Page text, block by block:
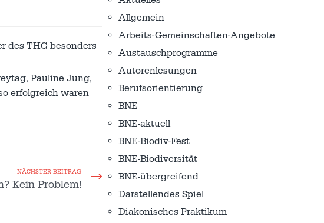
des THG besonders
Pauline Jung,
erfolgreich waren
NÄCHSTER BEITRAG
Kein Problem!
Allgemein
Arbeits-Gemeinschaften-Angebote
Austausch­programme
Autorenlesungen
Berufsorientierung
BNE
BNE-aktuell
BNE-Biodiv-Fest
BNE-Biodiversität
BNE-übergreifend
Darstellendes Spiel
Diakonisches Praktikum